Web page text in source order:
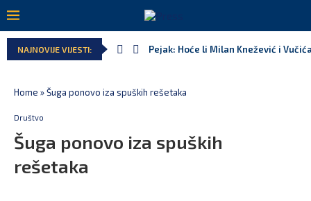
NAJNOVIJE VIJESTI: Pejak: Hoće li Milan Knežević i
Home »Šuga ponovo iza spuških rešetaka
Društvo
Šuga ponovo iza spuških
rešetaka